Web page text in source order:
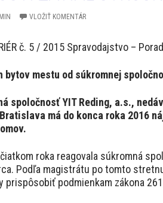
VLOŽIŤ KOMENTÁR
č. 5 / 2015 Spravodajstvo –
bytov mestu od súkromnej
spoločnosť YIT Reding, a.s.,
má do konca roka 2016
roka reagovala súkromná
Podľa magistrátu po tomto
prispôsobiť podmienkam zákona